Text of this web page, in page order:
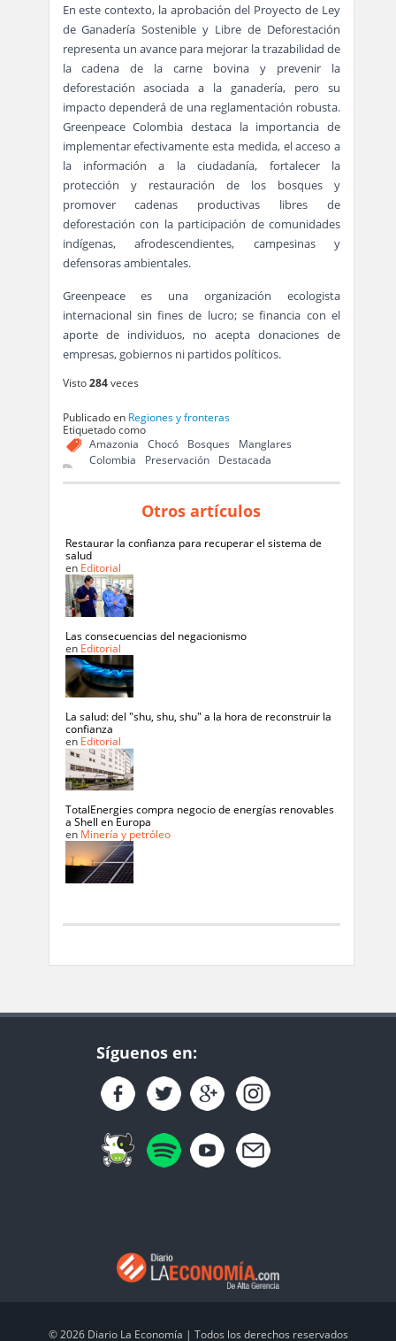
En este contexto, la aprobación del Proyecto de Ley
de Ganadería Sostenible y Libre de Deforestación
representa un avance para mejorar la trazabilidad de
la cadena de la carne bovina y prevenir la
deforestación asociada a la ganadería, pero su
impacto dependerá de una reglamentación robusta.
Greenpeace Colombia destaca la importancia de
implementar efectivamente esta medida, el acceso a
la información a la ciudadanía, fortalecer la
protección y restauración de los bosques y
promover cadenas productivas libres de
deforestación con la participación de comunidades
indígenas, afrodescendientes, campesinas y
defensoras ambientales.
Greenpeace es una organización ecologista
internacional sin fines de lucro; se financia con el
aporte de individuos, no acepta donaciones de
empresas, gobiernos ni partidos políticos.
Visto284veces
Publicado en Regiones y fronteras
Etiquetado como
Amazonia
Chocó Bosques
Manglares
Colombia
Preservación Destacada
Otros artículos
Restaurar la confianza para recuperar el sistema de
salud
en Editorial
Las consecuencias del negacionismo
en Editorial
La salud: del "shu, shu, shu" a la hora de reconstruir la
confianza
en Editorial
TotalEnergies compra negocio de energías renovables
a Shell en Europa
en Minería y petróleo
Síguenos en:
© 2026 Diario La Economía | Todos los derechos reservados